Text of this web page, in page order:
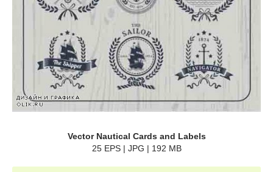
Vector Nautical Cards and Labels
25 EPS | JPG | 192 MB